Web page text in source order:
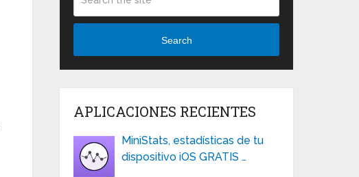
Search
APLICACIONES RECIENTES
MiniStats, estadísticas de tu
dispositivo iOS GRATIS …